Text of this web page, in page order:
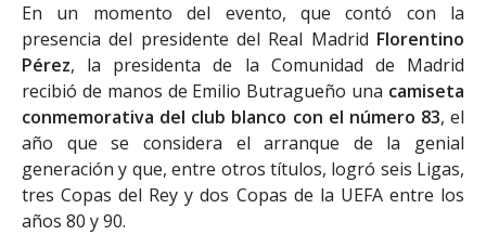
En un momento del evento, que contó con la
presencia del presidente del Real Madrid Florentino
Pérez, la presidenta de la Comunidad de Madrid
recibió de manos de Emilio Butragueño una camiseta
conmemorativa del club blanco con el número 83, el
año que se considera el arranque de la genial
generación y que, entre otros títulos, logró seis Ligas,
tres Copas del Rey y dos Copas de la UEFA entre los
años 80 y 90.